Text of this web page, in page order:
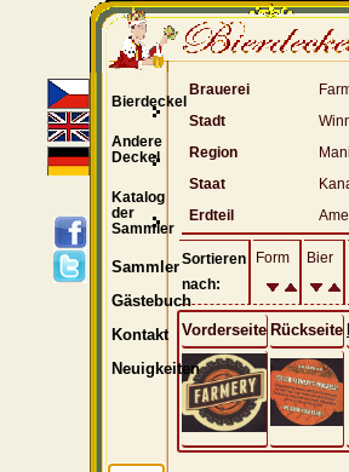
Brauerei
Stadt
Region
Staat
Erdteil
Sortieren
nach:
Form Bier
Vorderseite Rückseite
Bierdeckel
Andere
Deckel
Katalog
der
Sammler
Sammler
Gästebuch
Kontakt
Neuigkeiten